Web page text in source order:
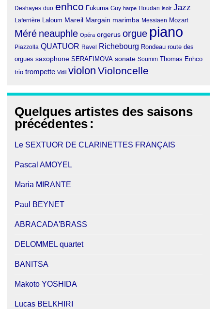
Deshayes duo enhco Fukuma Guy harpe Houdan isoir Jazz
Laferrière Laloum Mareil Margain marimba Messiaen Mozart
Méré neauphle Opéra orgerus orgue piano
Piazzolla QUATUOR Ravel Richebourg Rondeau route des
orgues saxophone SERAFIMOVA sonate Soumm Thomas Enhco
trio trompette Vidil violon Violoncelle
Quelques artistes des saisons
précédentes :
Le SEXTUOR DE CLARINETTES FRANÇAIS
Pascal AMOYEL
Maria MIRANTE
Paul BEYNET
ABRACADA'BRASS
DELOMMEL quartet
BANITSA
Makoto YOSHIDA
Lucas BELKHIRI